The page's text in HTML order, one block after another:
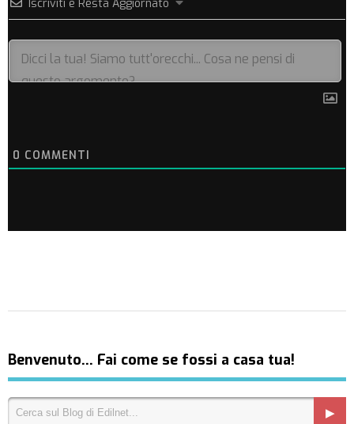
Iscriviti e Resta Aggiornato
0 COMMENTI
Benvenuto… Fai come se fossi a casa tua!